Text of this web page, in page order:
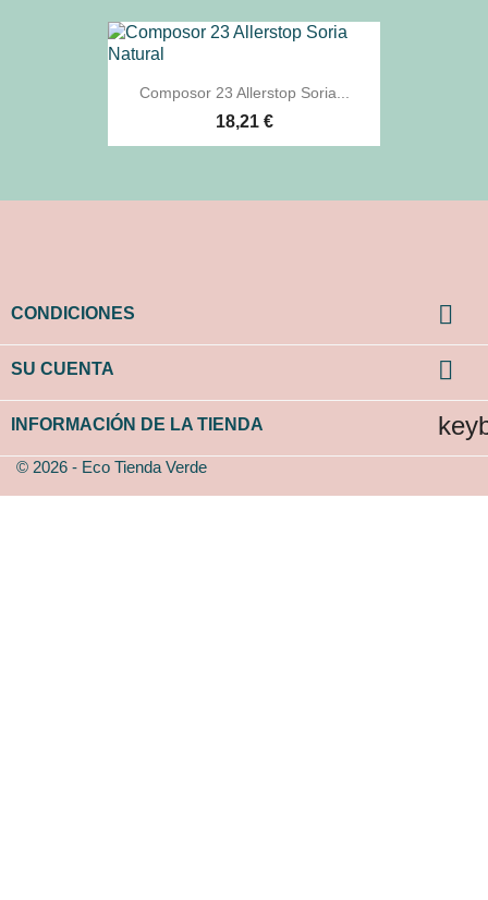
Composor 23 Allerstop Soria...
18,21 €
CONDICIONES 
SU CUENTA 
INFORMACIÓN DE LA TIENDA
© 2026 - Eco Tienda Verde